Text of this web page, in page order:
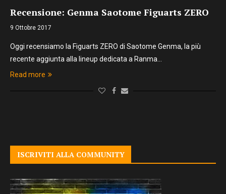
Recensione: Genma Saotome Figuarts ZERO
9 Ottobre 2017
Oggi recensiamo la Figuarts ZERO di Saotome Genma, la più
recente aggiunta alla lineup dedicata a Ranma…
Read more
ISCRIVITI ALLA COMMUNITY